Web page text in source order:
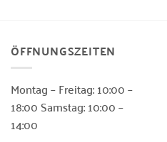
ÖFFNUNGSZEITEN
Montag – Freitag: 10:00 –
18:00 Samstag: 10:00 –
14:00